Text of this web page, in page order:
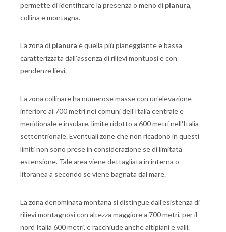
permette di identificare la presenza o meno di pianura,
collina e montagna.
La zona di pianura è quella più pianeggiante e bassa
caratterizzata dall'assenza di rilievi montuosi e con
pendenze lievi.
La zona collinare ha numerose masse con un'elevazione
inferiore ai 700 metri nei comuni dell'Italia centrale e
meridionale e insulare, limite ridotto a 600 metri nell'Italia
settentrionale. Eventuali zone che non ricadono in questi
limiti non sono prese in considerazione se di limitata
estensione. Tale area viene dettagliata in interna o
litoranea a secondo se viene bagnata dal mare.
La zona denominata montana si distingue dall'esistenza di
rilievi montagnosi con altezza maggiore a 700 metri, per il
nord Italia 600 metri, e racchiude anche altipiani e valli.